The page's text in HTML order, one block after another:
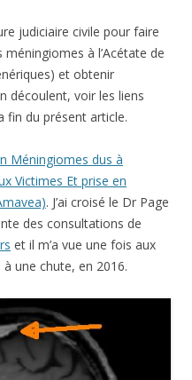
judiciaire civile pour faire
à l’Acétate de
et obtenir
découlent, voir les liens
fin du présent article.
Méningiomes dus à
Victimes Et prise en
. J’ai croisé le Dr Page
des consultations de
et il m’a vue une fois aux
une chute, en 2016.